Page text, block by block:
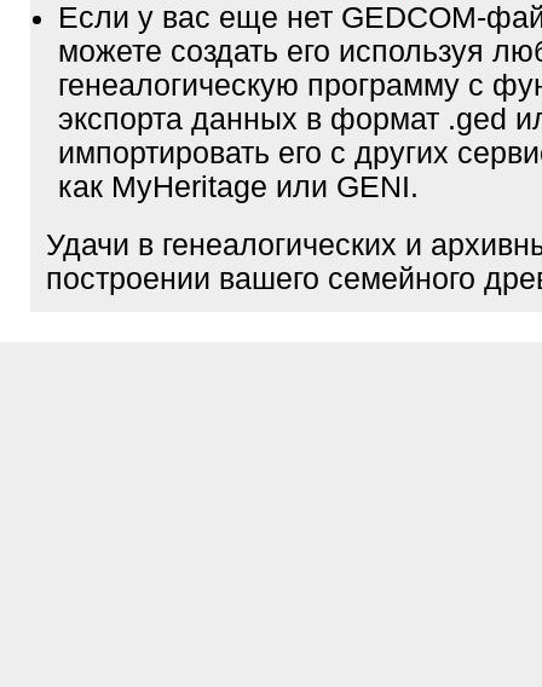
Если у вас еще нет GEDCOM-
можете создать его используя
генеалогическую программу с
экспорта данных в формат .ged
импортировать его с других
как MyHeritage или GENI.
Удачи в генеалогических и
построении вашего семейного